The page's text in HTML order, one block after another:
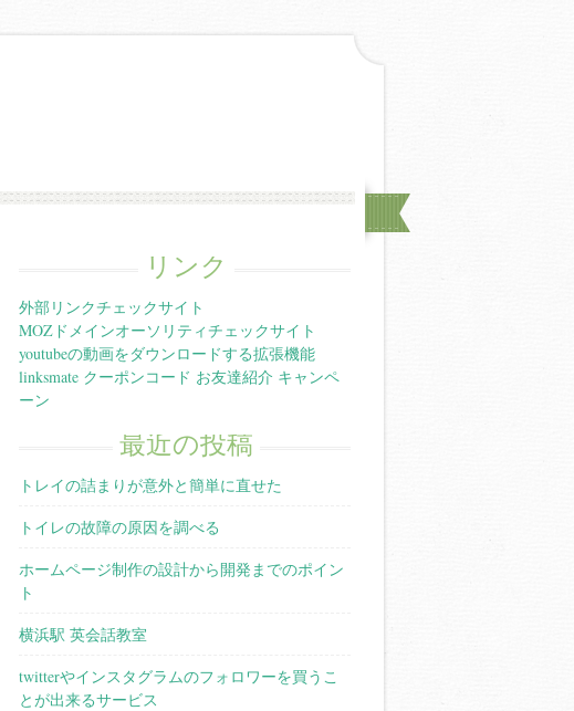
リンク
外部リンクチェックサイト
MOZドメインオーソリティチェックサイト
youtubeの動画をダウンロードする拡張機能
linksmate クーポンコード お友達紹介 キャンペ
ーン
最近の投稿
トレイの詰まりが意外と簡単に直せた
トイレの故障の原因を調べる
ホームページ制作の設計から開発までのポイン
ト
横浜駅 英会話教室
twitterやインスタグラムのフォロワーを買うこ
とが出来るサービス